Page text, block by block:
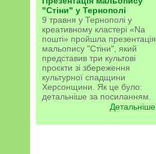
"Стіни" у Тернополі
9 травня у Тернополі у
креативному кластері «Na
пошті» пройшла презентація
мальопису "Стіни", який
представив три культові
проєкти зі збереження
культурної спадщини
Херсонщини. Як це було:
детальніше за посиланням.
Детальніше